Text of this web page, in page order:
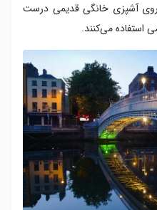
روی آشپزی خانگی قدیمی درست
استفاده می‌کنند.